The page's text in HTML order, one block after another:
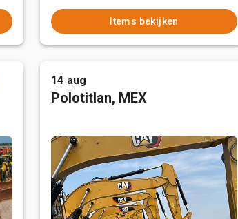
Items bekijken
14 aug
Polotitlan, MEX